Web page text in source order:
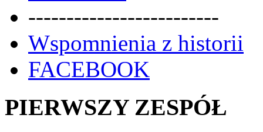
-------------------------
Wspomnienia z historii
FACEBOOK
PIERWSZY ZESPÓŁ